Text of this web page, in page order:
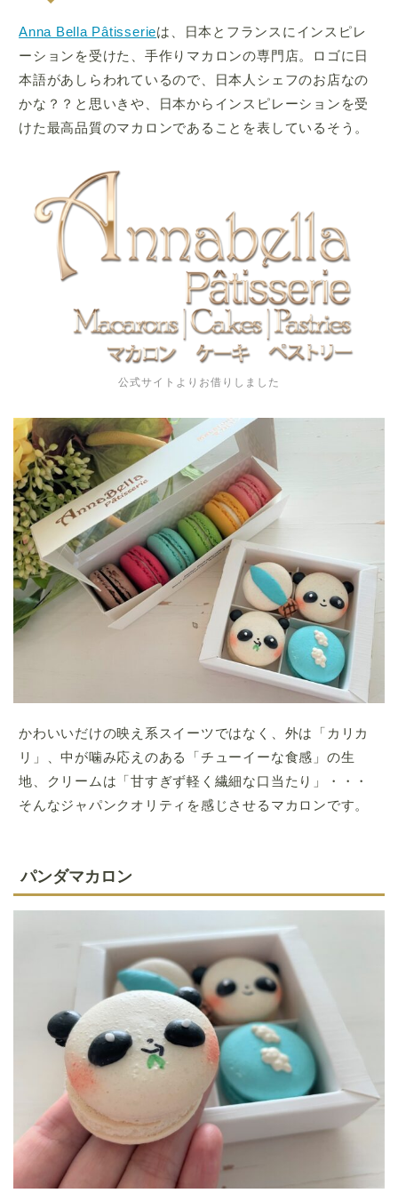
Anna Bella Pâtisserieは、日本とフランスにインスピレ
ーションを受けた、手作りマカロンの専門店。ロゴに日
本語があしらわれているので、日本人シェフのお店なの
かな？？と思いきや、日本からインスピレーションを受
けた最高品質のマカロンであることを表しているそう。
公式サイトよりお借りしました
かわいいだけの映え系スイーツではなく、外は「カリカ
リ」、中が噛み応えのある「チューイーな食感」の生
地、クリームは「甘すぎず軽く繊細な口当たり」・・・
そんなジャパンクオリティを感じさせるマカロンです。
パンダマカロン